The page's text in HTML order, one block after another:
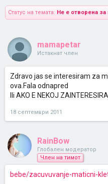
Статус на темата: Не е отворена
mamapetar
Истакнат член
Zdravo jas se interesiram za
ova.Fala odnapred
Ili AKO E NEKOJ
18 септември 2011
RainBow
Глобален модератор
Член на тимот
bebe/zacuvuvanje-maticni-